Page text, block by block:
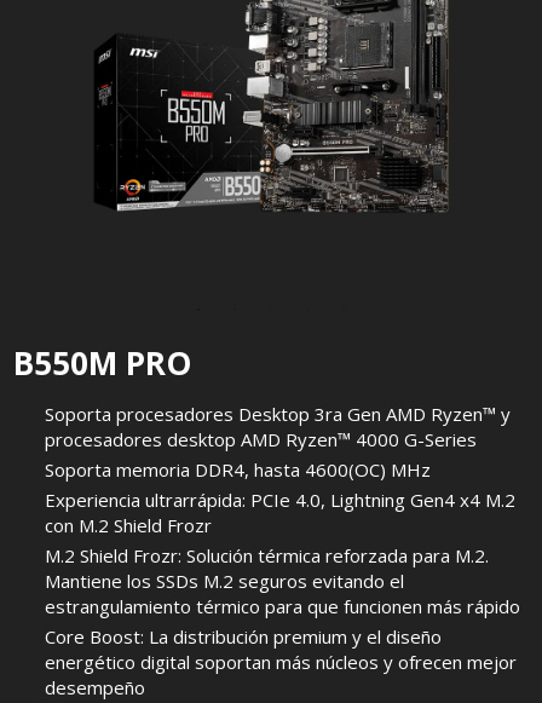
B550M PRO
Soporta procesadores Desktop 3ra Gen AMD Ryzen™ y
procesadores desktop AMD Ryzen™ 4000 G-Series
Soporta memoria DDR4, hasta 4600(OC) MHz
Experiencia ultrarrápida: PCIe 4.0, Lightning Gen4 x4 M.2
con M.2 Shield Frozr
M.2 Shield Frozr: Solución térmica reforzada para M.2.
Mantiene los SSDs M.2 seguros evitando el
estrangulamiento térmico para que funcionen más rápido
Core Boost: La distribución premium y el diseño
energético digital soportan más núcleos y ofrecen mejor
desempeño